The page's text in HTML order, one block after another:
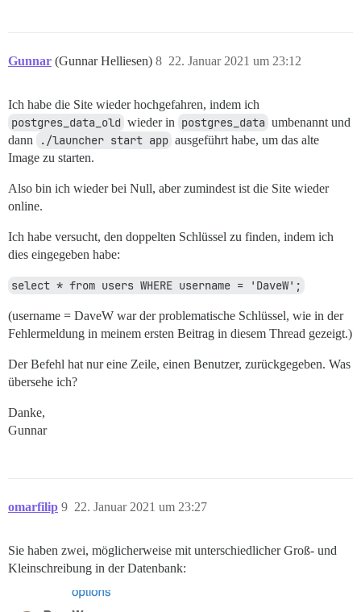
Gunnar (Gunnar Helliesen) 22. Januar 2021 um 23:12
8
Ich habe die Site wieder hochgefahren, indem ich
postgres_data_old wieder in postgres_data umbenannt und
dann
./launcher start app ausgeführt habe, um das alte
Image zu starten.
Also bin ich wieder bei Null, aber zumindest ist die Site wieder
online.
Ich habe versucht, den doppelten Schlüssel zu finden, indem ich
dies eingegeben habe:
select * from users WHERE username = 'DaveW';
(username = DaveW war der problematische Schlüssel, wie in der
Fehlermeldung in meinem ersten Beitrag in diesem Thread gezeigt.)
Der Befehl hat nur eine Zeile, einen Benutzer, zurückgegeben. Was
übersehe ich?
Danke,
Gunnar
omarfilip 22. Januar 2021 um 23:27
9
Sie haben zwei, möglicherweise mit unterschiedlicher Groß- und
Kleinschreibung in der Datenbank: